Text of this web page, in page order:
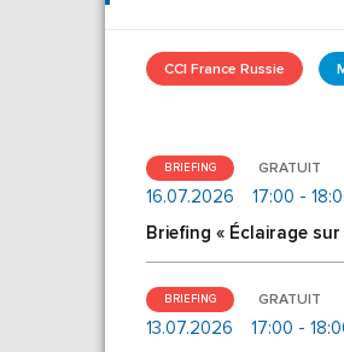
CCI France Russie
BRIEFING GRATUIT
16.07.2026
17:00 -
Briefing « Éclairage sur
BRIEFING GRATUIT
13.07.2026
17:00 -